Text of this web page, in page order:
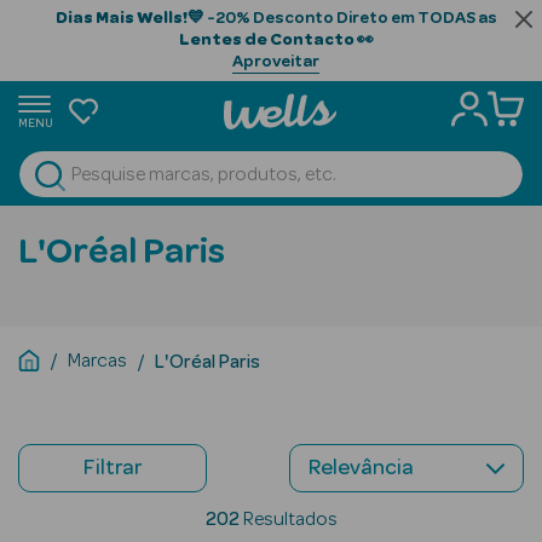
Dias Mais Wells!💙 -20% Desconto Direto em TODAS as
Lentes de Contacto👀
Aproveitar
MENU
Ver Tudo
Beauty Season
L'Oréal Paris
Marcas L'Oréal Paris
Filtrar
202 Resultados